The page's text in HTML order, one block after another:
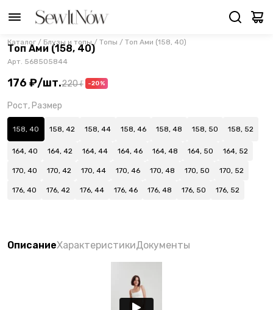
Каталог / Блузы и топы/ Топы / Топ Ами (158, 40)
Топ Ами (158, 40)
Арт. 568505844
176 ₽/шт.220 ₽ -20%
Рост, Размер
158, 40 158, 42 158, 44 158, 46 158, 48 158, 50 158, 52
164, 40 164, 42 164, 44 164, 46 164, 48 164, 50 164, 52
170, 40 170, 42 170, 44 170, 46 170, 48 170, 50 170, 52
176, 40 176, 42 176, 44 176, 46 176, 48 176, 50 176, 52
ОписаниеХарактеристикиДокументы